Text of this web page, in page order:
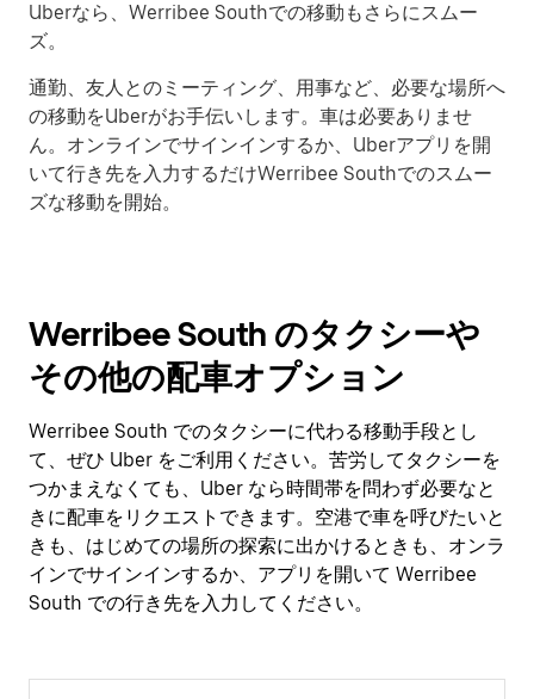
Uberなら、Werribee Southでの移動もさらにスムー
ズ。
通勤、友人とのミーティング、用事など、必要な場所へ
の移動をUberがお手伝いします。車は必要ありませ
ん。オンラインでサインインするか、Uberアプリを開
いて行き先を入力するだけWerribee Southでのスムー
ズな移動を開始。
Werribee South のタクシーや
その他の配車オプション
Werribee South でのタクシーに代わる移動手段とし
て、ぜひ Uber をご利用ください。苦労してタクシーを
つかまえなくても、Uber なら時間帯を問わず必要なと
きに配車をリクエストできます。空港で車を呼びたいと
きも、はじめての場所の探索に出かけるときも、オンラ
インでサインインするか、アプリを開いて Werribee
South での行き先を入力してください。